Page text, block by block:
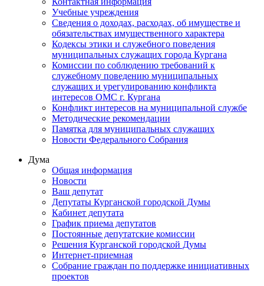
Учебные учреждения
Сведения о доходах, расходах, об имуществе и
обязательствах имущественного характера
Кодексы этики и служебного поведения
муниципальных служащих города Кургана
Комиссии по соблюдению требований к
служебному поведению муниципальных
служащих и урегулированию конфликта
интересов ОМС г. Кургана
Конфликт интересов на муниципальной службе
Методические рекомендации
Памятка для муниципальных служащих
Новости Федерального Cобрания
Дума
Общая информация
Новости
Ваш депутат
Депутаты Курганской городской Думы
Кабинет депутата
График приема депутатов
Постоянные депутатские комиссии
Решения Курганской городской Думы
Интернет-приемная
Собрание граждан по поддержке инициативных
проектов